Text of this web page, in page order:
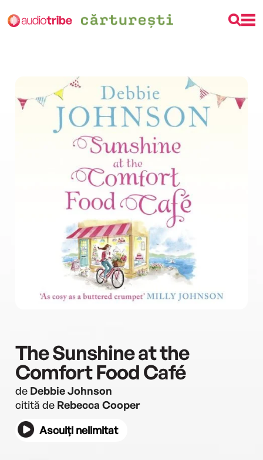
The Sunshine at the
Comfort Food Café
de Debbie Johnson
citită de Rebecca Cooper
Asculți nelimitat